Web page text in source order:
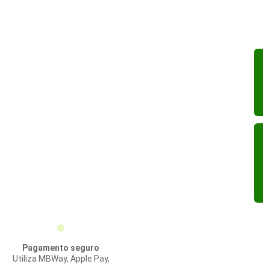
Pagamento seguro
Utiliza MBWay, Apple Pay,